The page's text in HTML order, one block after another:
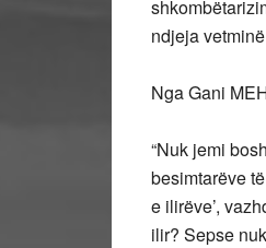
ndjeja
Nga Gani
“Nuk jemi
besimtarëve
e ilirëve’,
ilir? Sepse